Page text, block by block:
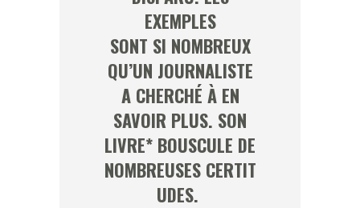
EXEMPLES
SONT SI NOMBREUX
QU’UN JOURNALISTE
A CHERCHÉ À EN
SAVOIR PLUS. SON
LIVRE* BOUSCULE DE
NOMBREUSES CERTIT
UDES.